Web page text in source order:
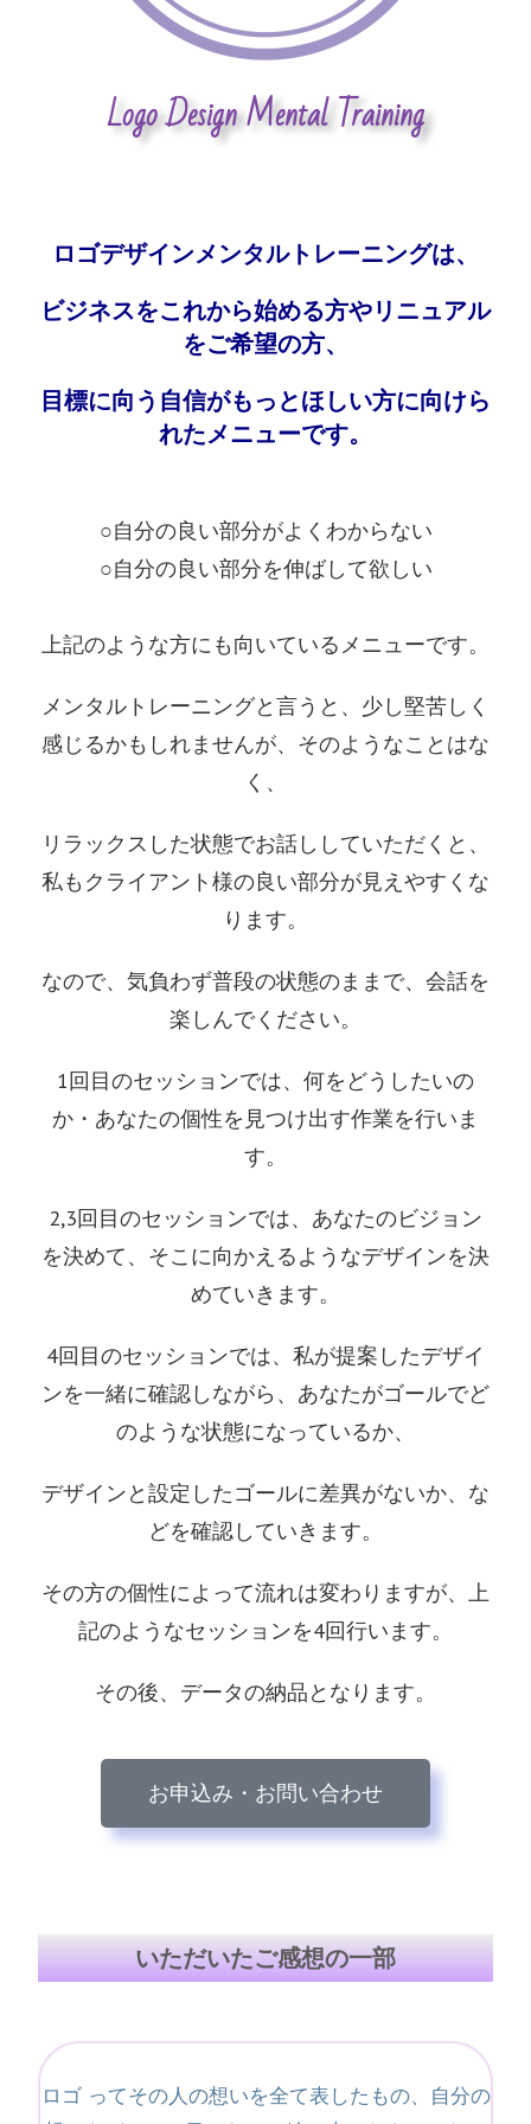
Logo Design Mental Training
ロゴデザインメンタルトレーニングは、
ビジネスをこれから始める方やリニュアル
をご希望の方、
目標に向う自信がもっとほしい方に向けら
れたメニューです。
○自分の良い部分がよくわからない
○自分の良い部分を伸ばして欲しい
上記のような方にも向いているメニューです。
メンタルトレーニングと言うと、少し堅苦しく
感じるかもしれませんが、そのようなことはな
く、
リラックスした状態でお話ししていただくと、
私もクライアント様の良い部分が見えやすくな
ります。
なので、気負わず普段の状態のままで、会話を
楽しんでください。
1回目のセッションでは、何をどうしたいの
か・あなたの個性を見つけ出す作業を行いま
す。
2,3回目のセッションでは、あなたのビジョン
を決めて、そこに向かえるようなデザインを決
めていきます。
4回目のセッションでは、私が提案したデザイ
ンを一緒に確認しながら、あなたがゴールでど
のような状態になっているか、
デザインと設定したゴールに差異がないか、な
どを確認していきます。
その方の個性によって流れは変わりますが、上
記のようなセッションを4回行います。
その後、データの納品となります。
お申込み・お問い合わせ
いただいたご感想の一部
ロゴ ってその人の想いを全て表したもの、自分の